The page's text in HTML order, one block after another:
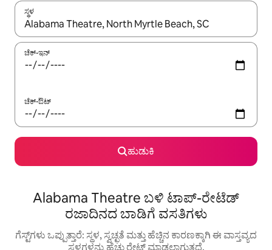
ಸ್ಥಳ
ಫಲಿತಾಂಶಗಳು ಲಭ್ಯವಿರುವಾಗ, ಅಪ್ ಮತ್ತು ಡೌನ್ ಬಾಣದ ಕೀಲಿಗಳೊಂದಿಗೆ
ಚೆಕ್-ಇನ್
ಚೆಕ್-ಔಟ್
ಹುಡುಕಿ
Alabama Theatre ಬಳಿ ಟಾಪ್-ರೇಟೆಡ್
ರಜಾದಿನದ ಬಾಡಿಗೆ ವಸತಿಗಳು
ಗೆಸ್ಟ್‌ಗಳು ಒಪ್ಪುತ್ತಾರೆ: ಸ್ಥಳ, ಸ್ವಚ್ಛತೆ ಮತ್ತು ಹೆಚ್ಚಿನ ಕಾರಣಕ್ಕಾಗಿ ಈ ವಾಸ್ತವ್ಯದ
ಸ್ಥಳಗಳನ್ನು ಹೆಚ್ಚು ರೇಟ್ ಮಾಡಲಾಗುತ್ತದೆ.